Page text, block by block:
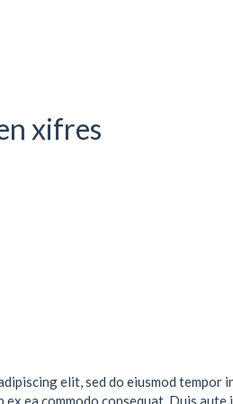
xifres
elit, sed do eiusmod
ea commodo consequat. Duis aute